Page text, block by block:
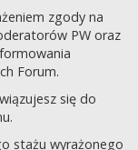
zgody na
PW oraz
Forum.
się do
stażu wyrażonego